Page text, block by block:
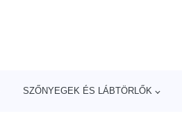
SZŐNYEGEK ÉS LÁBTÖRLŐK